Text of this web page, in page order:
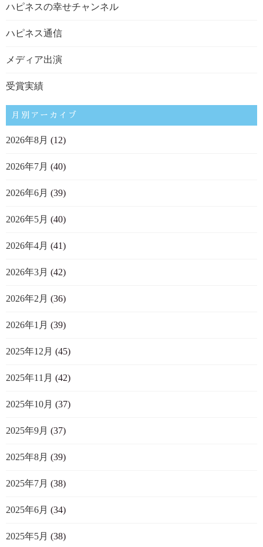
ハピネスの幸せチャンネル
ハピネス通信
メディア出演
受賞実績
月別アーカイブ
2026年8月 (12)
2026年7月 (40)
2026年6月 (39)
2026年5月 (40)
2026年4月 (41)
2026年3月 (42)
2026年2月 (36)
2026年1月 (39)
2025年12月 (45)
2025年11月 (42)
2025年10月 (37)
2025年9月 (37)
2025年8月 (39)
2025年7月 (38)
2025年6月 (34)
2025年5月 (38)